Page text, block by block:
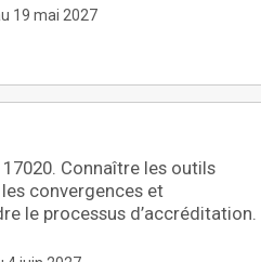
19 mai 2027
Connaître les outils
convergences et
le processus d’accréditation.